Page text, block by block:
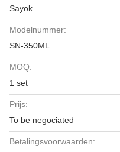
Sayok
Modelnummer:
SN-350ML
MOQ:
1 set
Prijs:
To be negociated
Betalingsvoorwaarden: